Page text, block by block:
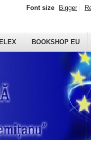
BOOKSHOP EU
Font size Bigger